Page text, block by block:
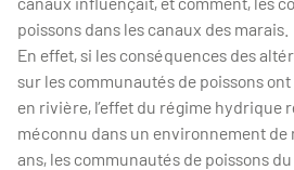
poissons dans les canaux des marais.
En effet, si les conséquences des
sur les communautés de poissons
en rivière, l’effet du régime hydrique
méconnu dans un environnement de
ans, les communautés de poissons